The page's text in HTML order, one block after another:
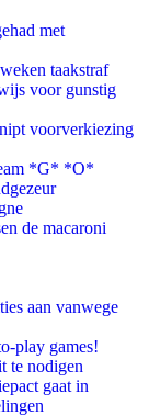
met
taakstraf
voor gunstig
voorverkiezing
*G* *O*
de macaroni
aan vanwege
play games!
te nodigen
gaat in